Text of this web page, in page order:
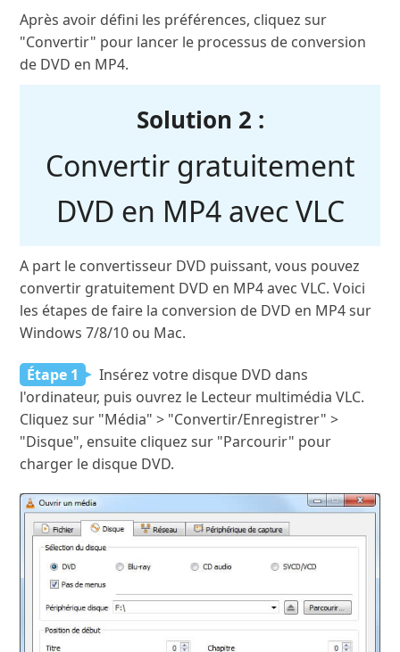
Après avoir défini les préférences, cliquez sur
"Convertir" pour lancer le processus de conversion
de DVD en MP4.
Solution 2 :
Convertir gratuitement
DVD en MP4 avec VLC
A part le convertisseur DVD puissant, vous pouvez
convertir gratuitement DVD en MP4 avec VLC. Voici
les étapes de faire la conversion de DVD en MP4 sur
Windows 7/8/10 ou Mac.
Étape 1
Insérez votre disque DVD dans
l'ordinateur, puis ouvrez le Lecteur multimédia VLC.
Cliquez sur "Média" > "Convertir/Enregistrer" >
"Disque", ensuite cliquez sur "Parcourir" pour
charger le disque DVD.